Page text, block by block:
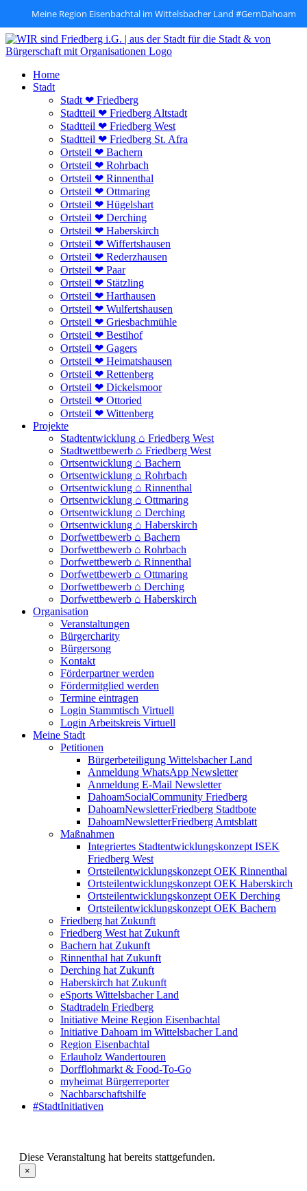
Meine Region Eisenbachtal im Wittelsbacher Land #GernDahoam
Zum
Inhalt
Home
Stadt
Stadt ❤ Friedberg
Stadtteil ❤ Friedberg Altstadt
Stadtteil ❤ Friedberg West
Stadtteil ❤ Friedberg St. Afra
Ortsteil ❤ Bachern
Ortsteil ❤ Rohrbach
Ortsteil ❤ Rinnenthal
Ortsteil ❤ Ottmaring
Ortsteil ❤ Hügelshart
Ortsteil ❤ Derching
Ortsteil ❤ Haberskirch
Ortsteil ❤ Wiffertshausen
Ortsteil ❤ Rederzhausen
Ortsteil ❤ Paar
Ortsteil ❤ Stätzling
Ortsteil ❤ Harthausen
Ortsteil ❤ Wulfertshausen
Ortsteil ❤ Griesbachmühle
Ortsteil ❤ Bestihof
Ortsteil ❤ Gagers
Ortsteil ❤ Heimatshausen
Ortsteil ❤ Rettenberg
Ortsteil ❤ Dickelsmoor
Ortsteil ❤ Ottoried
Ortsteil ❤ Wittenberg
Projekte
Stadtentwicklung ⌂ Friedberg West
Stadtwettbewerb ⌂ Friedberg West
Ortsentwicklung ⌂ Bachern
Ortsentwicklung ⌂ Rohrbach
Ortsentwicklung ⌂ Rinnenthal
Ortsentwicklung ⌂ Ottmaring
Ortsentwicklung ⌂ Derching
Ortsentwicklung ⌂ Haberskirch
Dorfwettbewerb ⌂ Bachern
Dorfwettbewerb ⌂ Rohrbach
Dorfwettbewerb ⌂ Rinnenthal
Dorfwettbewerb ⌂ Ottmaring
Dorfwettbewerb ⌂ Derching
Dorfwettbewerb ⌂ Haberskirch
Organisation
Veranstaltungen
Bürgercharity
Bürgersong
Kontakt
Förderpartner werden
Fördermitglied werden
Termine eintragen
Login Stammtisch Virtuell
Login Arbeitskreis Virtuell
Meine Stadt
Petitionen
Bürgerbeteiligung Wittelsbacher Land
Anmeldung WhatsApp Newsletter
Anmeldung E-Mail Newsletter
DahoamSocialCommunity Friedberg
DahoamNewsletterFriedberg Stadtbote
DahoamNewsletterFriedberg Amtsblatt
Maßnahmen
Integriertes Stadtentwicklungskonzept ISEK
Friedberg West
Ortsteilentwicklungskonzept OEK Rinnenthal
Ortsteilentwicklungskonzept OEK Haberskirch
Ortsteilentwicklungskonzept OEK Derching
Ortsteilentwicklungskonzept OEK Bachern
Friedberg hat Zukunft
Friedberg West hat Zukunft
Bachern hat Zukunft
Rinnenthal hat Zukunft
Derching hat Zukunft
Haberskirch hat Zukunft
eSports Wittelsbacher Land
Stadtradeln Friedberg
Initiative Meine Region Eisenbachtal
Initiative Dahoam im Wittelsbacher Land
Region Eisenbachtal
Erlauholz Wandertouren
Dorfflohmarkt & Food-To-Go
myheimat Bürgerreporter
Nachbarschaftshilfe
#StadtInitiativen
Diese Veranstaltung hat bereits stattgefunden.
×